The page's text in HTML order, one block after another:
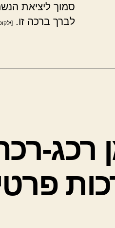
סמוך ליציאת
לברך ברכה זו.
רכג-